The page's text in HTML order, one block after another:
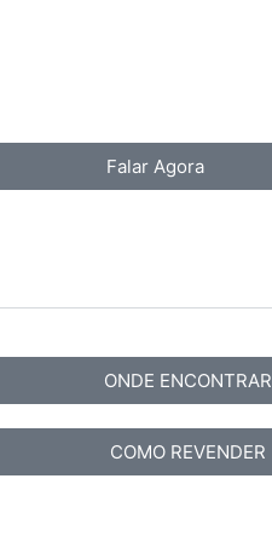
Falar Agora
ONDE ENCONTRAR
COMO REVENDER